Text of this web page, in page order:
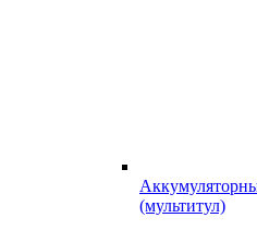
(мультитул)